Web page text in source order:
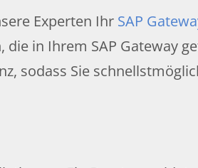
Experten Ihr SAP
in Ihrem SAP Gateway
sodass Sie